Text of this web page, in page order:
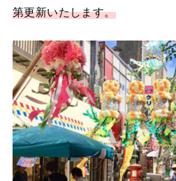
第更新いたします。